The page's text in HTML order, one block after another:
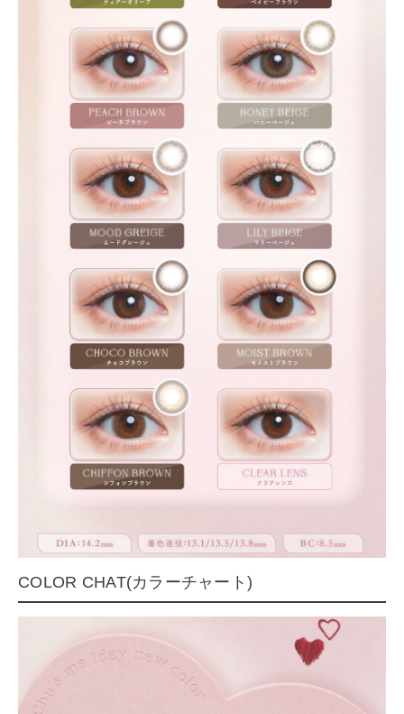
COLOR CHAT(カラーチャート)